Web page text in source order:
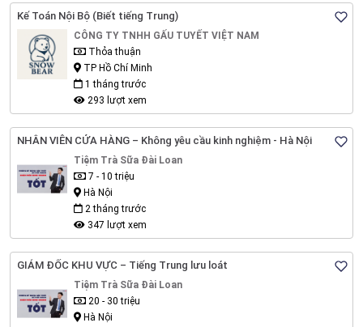
Kế Toán Nội Bộ (Biết tiếng Trung)
CÔNG TY TNHH GẤU TUYẾT VIỆT NAM
Thỏa thuận
TP Hồ Chí Minh
1 tháng trước
293 lượt xem
NHÂN VIÊN CỬA HÀNG – Không yêu cầu kinh nghiệm - Hà Nội
Tiệm Trà Sữa Đài Loan
7 - 10 triệu
Hà Nội
2 tháng trước
347 lượt xem
GIÁM ĐỐC KHU VỰC – Tiếng Trung lưu loát
Tiệm Trà Sữa Đài Loan
20 - 30 triệu
Hà Nội